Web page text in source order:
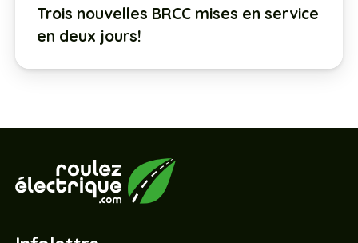
Trois nouvelles BRCC mises en service
en deux jours!